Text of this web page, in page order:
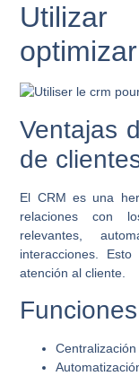
Ventajas
de
El CRM es una
relaciones con
relevantes,
interacciones.
atención al cliente.